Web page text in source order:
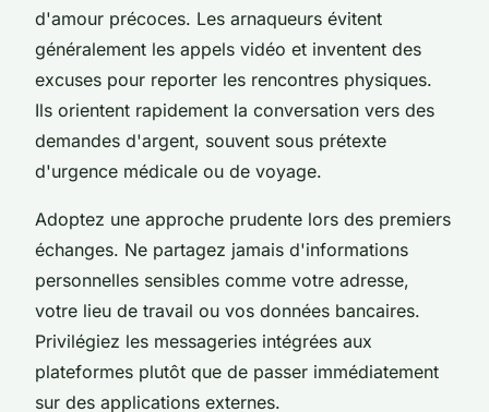
d'amour précoces. Les arnaqueurs évitent
généralement les appels vidéo et inventent des
excuses pour reporter les rencontres physiques.
Ils orientent rapidement la conversation vers des
demandes d'argent, souvent sous prétexte
d'urgence médicale ou de voyage.
Adoptez une approche prudente lors des premiers
échanges. Ne partagez jamais d'informations
personnelles sensibles comme votre adresse,
votre lieu de travail ou vos données bancaires.
Privilégiez les messageries intégrées aux
plateformes plutôt que de passer immédiatement
sur des applications externes.